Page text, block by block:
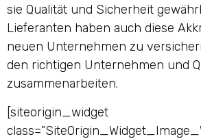
sie Qualität und Sicherheit
Lieferanten haben auch diese
neuen Unternehmen zu
den richtigen Unternehmen und
zusammenarbeiten.
[siteorigin_widget